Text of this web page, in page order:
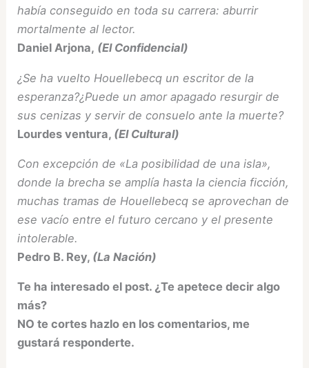
había conseguido en toda su carrera: aburrir
mortalmente al lector.
Daniel Arjona, (El Confidencial)
¿Se ha vuelto Houellebecq un escritor de la
esperanza?¿Puede un amor apagado resurgir de
sus cenizas y servir de consuelo ante la muerte?
Lourdes ventura, (El Cultural)
Con excepción de «La posibilidad de una isla»,
donde la brecha se amplía hasta la ciencia ficción,
muchas tramas de Houellebecq se aprovechan de
ese vacío entre el futuro cercano y el presente
intolerable.
Pedro B. Rey, (La Nación)
Te ha interesado el post. ¿Te apetece decir algo
más?
NO te cortes hazlo en los comentarios, me
gustará responderte.